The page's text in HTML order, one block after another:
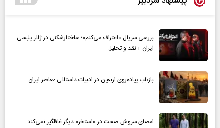
بررسی سریال «اعتراف می‌کنم»؛ ساختارشکنی در ژانر پلیسی
ایران + نقد و تحلیل
بازتاب پیاده‌روی اربعین در ادبیات داستانی معاصر ایران
امضای سروش صحت در «استخر» دیگر غافلگیر نمی‌کند